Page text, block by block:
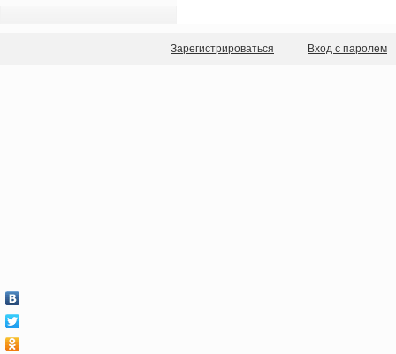
Зарегистрироваться Вход с паролем